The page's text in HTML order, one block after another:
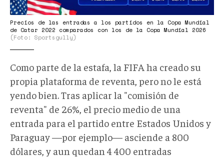
Precios de las entradas a los partidos en la Copa Mundial
de Catar 2022 comparados con los de la Copa Mundial 2026
(Foto: Sportsgully)
Como parte de la estafa, la FIFA ha creado su
propia plataforma de reventa, pero no le está
yendo bien. Tras aplicar la "comisión de
reventa" de 26%, el precio medio de una
entrada para el partido entre Estados Unidos y
Paraguay —por ejemplo— asciende a 800
dólares, y aun quedan 4 400 entradas